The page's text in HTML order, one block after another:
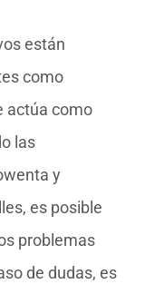
están
como
actúa como
las
y
es posible
problemas
de dudas, es